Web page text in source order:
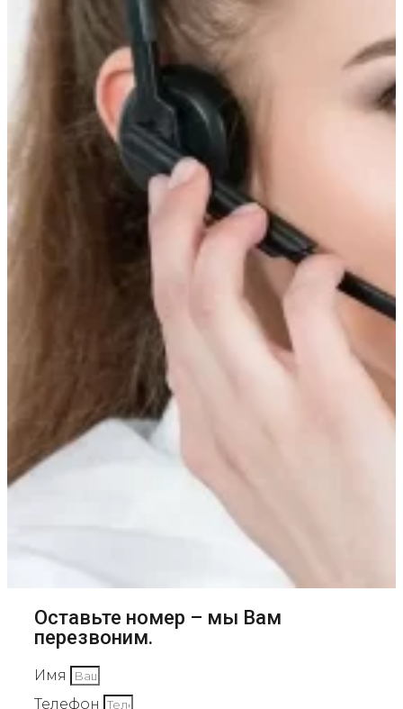
Оставьте номер – мы Вам
перезвоним.
Имя
Телефон